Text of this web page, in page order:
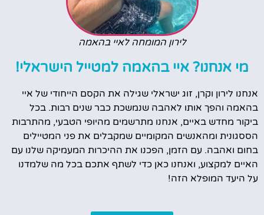
לירון המומחה לאיי בהאמה
מי אנחנו? איי בהאמה למטייל הישראלי!
אנחנו לירון וקרן, זוג ישראלי שגילה את הקסם הייחודי של איי
בהאמה והפך אותו לאהבה שנמשכת כבר שנים רבות. בכל
ביקור מחדש באיים, אנחנו מתרשמים מהיופי הטבעי, מהתרבות
הססגונית ומהאנשים המקומיים שמקבלים את פני המטיילים
בחום ואהבה. עם הזמן, הפכנו את ההיכרות המעמיקה שלנו עם
האיים למקצוע, ואנחנו כאן כדי לשתף אתכם בכל מה שלמדנו
על היעד המופלא הזה!